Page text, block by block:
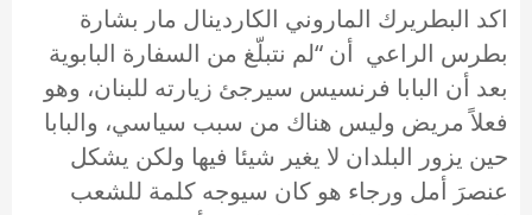
اكد ​البطريرك الماروني الكاردينال مار بشارة
بطرس الراعي​ أن “لم نتبلّغ من السفارة البابوية
بعد أن ​البابا فرنسيس​ سيرجئ زيارته للبنان، وهو
فعلاً مريض وليس هناك من سبب سياسي، والبابا
حين يزور البلدان لا يغير شيئا فيها ولكن يشكل
عنصرَ أمل ورجاء هو كان سيوجه كلمة للشعب